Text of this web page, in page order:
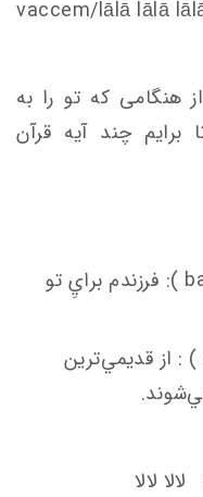
vaccem/lālā lālā
هنگامی که تو را به
چند آیه قرآن
): فرزندم برايِ تو
1ـ ديلِم و دَنكو (dilem -o-danku ) : از قديمي‌ترين
لالا